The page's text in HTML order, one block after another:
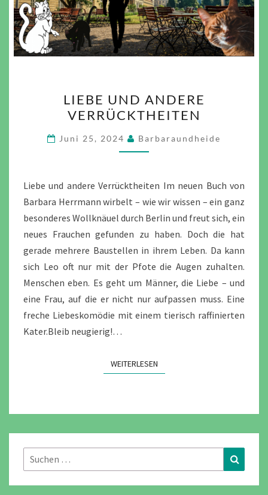
UND
ANDERE
VERRÜCKTHEITEN
LIEBE UND ANDERE
VERRÜCKTHEITEN
Juni 25, 2024 Barbaraundheide
Liebe und andere Verrücktheiten Im neuen Buch von
Barbara Herrmann wirbelt – wie wir wissen – ein ganz
besonderes Wollknäuel durch Berlin und freut sich, ein
neues Frauchen gefunden zu haben. Doch die hat
gerade mehrere Baustellen in ihrem Leben. Da kann
sich Leo oft nur mit der Pfote die Augen zuhalten.
Menschen eben. Es geht um Männer, die Liebe – und
eine Frau, auf die er nicht nur aufpassen muss. Eine
freche Liebeskomödie mit einem tierisch raffinierten
Kater.Bleib neugierig!…
WEITERLESENWEITERLESEN
Suchen
nach: